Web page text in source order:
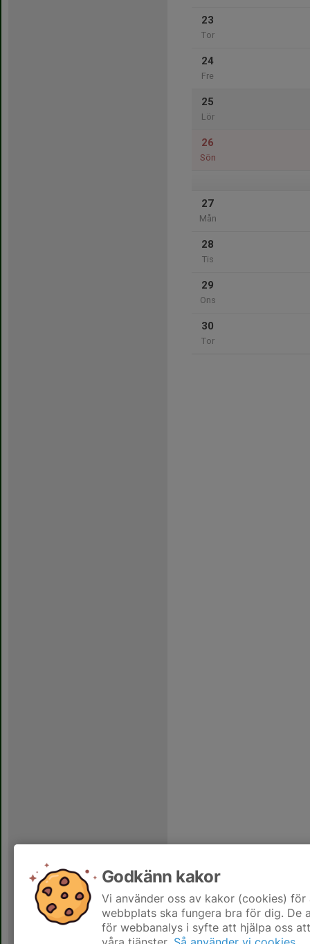
23
Tor
24
Fre
25
Lör
26
Sön
27
Mån
28
Tis
29
Ons
30
Tor
Godkänn kakor
Vi använder oss av kakor (cookies)
webbplats ska fungera bra för dig. De
för webbanalys i syfte att hjälpa oss